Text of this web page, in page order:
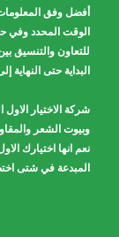
أفضل وفق
الوقت المحدد وفي
للتعاون والتنسيق
البداية حتى
شركة الاختيار
وبيوت الشعر
نعم انها اختيارك
المبدعة في شتى